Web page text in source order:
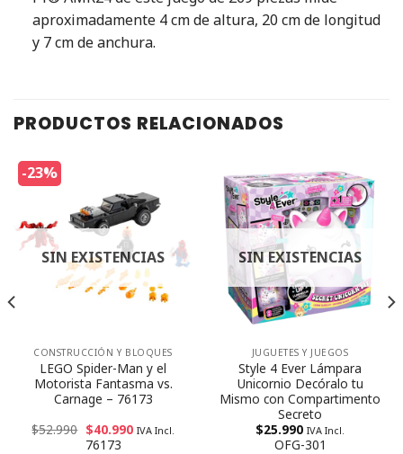
aproximadamente 4 cm de altura, 20 cm de longitud
y 7 cm de anchura.
PRODUCTOS RELACIONADOS
-23%
SIN EXISTENCIAS
CONSTRUCCIÓN Y BLOQUES
LEGO Spider-Man y el
Motorista Fantasma vs.
Carnage – 76173
$52.990 $40.990 IVA Incl.
76173
SIN EXISTENCIAS
JUGUETES Y JUEGOS
Style 4 Ever Lámpara
Unicornio Decóralo tu
Mismo con Compartimento
Secreto
$25.990 IVA Incl.
OFG-301